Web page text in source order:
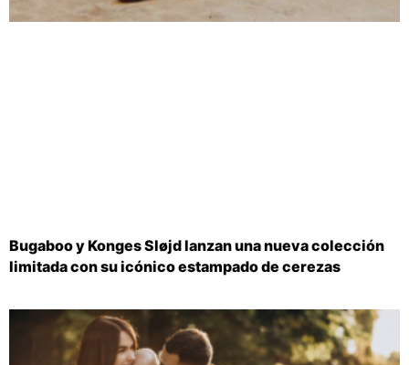
Bugaboo y Konges Sløjd lanzan una nueva colección
limitada con su icónico estampado de cerezas